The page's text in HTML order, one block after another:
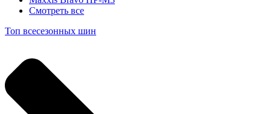
Смотреть все
Топ всесезонных шин